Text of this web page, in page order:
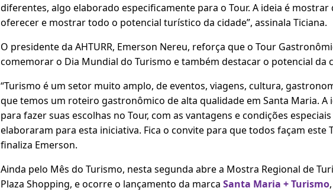
diferentes, algo elaborado especificamente para o Tour. A ideia é
oferecer e mostrar todo o potencial turístico da cidade”, assinala Ticiana.
O presidente da AHTURR, Emerson Nereu, reforça que o Tour
comemorar o Dia Mundial do Turismo e também destacar o potencial da
“Turismo é um setor muito amplo, de eventos, viagens, cultura,
que temos um roteiro gastronômico de alta qualidade em Santa Maria. A
para fazer suas escolhas no Tour, com as vantagens e condições
elaboraram para esta iniciativa. Fica o convite para que todos façam este
finaliza Emerson.
Ainda pelo Mês do Turismo, nesta segunda abre a Mostra Regional de
Plaza Shopping, e ocorre o lançamento da marca Santa Maria + Turismo